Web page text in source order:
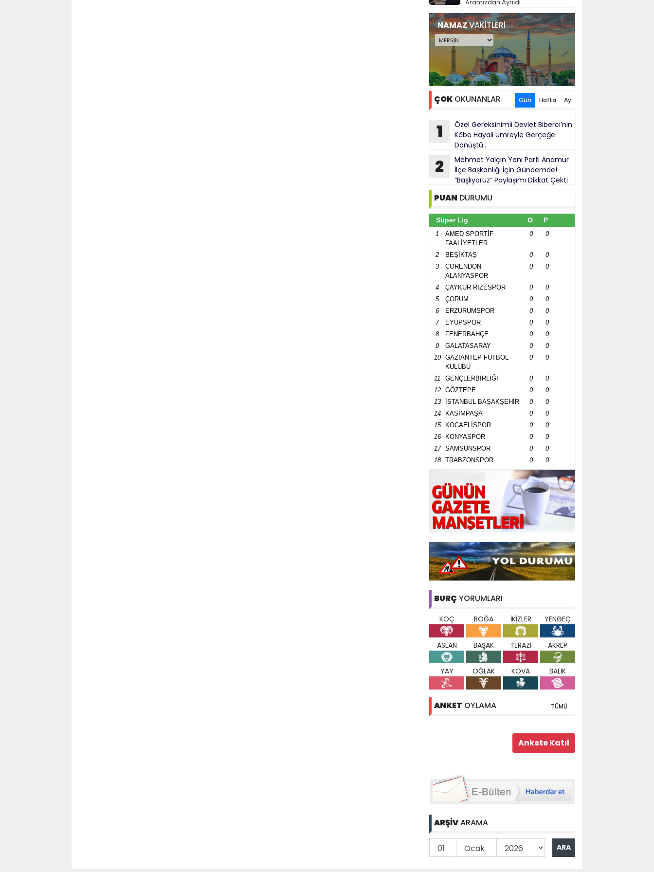
Aramızdan Ayrıldı.
NAMAZVAKİTLERİ
ÇOK OKUNANLAR Gün Hafta Ay
1
Özel Gereksinimli Devlet Biberci’nin
Kâbe Hayali Umreyle Gerçeğe
Dönüştü..
2
Mehmet Yalçın Yeni Parti Anamur
İlçe Başkanlığı İçin Gündemde!
“Başlıyoruz” Paylaşımı Dikkat Çekti
PUAN DURUMU
Süper Lig O P
1
AMED SPORTİF
FAALİYETLER
0 0
2 BEŞİKTAŞ 0
0
3
CORENDON
ALANYASPOR
0 0
4 ÇAYKUR RİZESPOR 0
0
5
ÇORUM 0
0
6
ERZURUMSPOR 0
0
7
EYÜPSPOR 0
0
8
FENERBAHÇE 0
0
9
GALATASARAY 0
0
10
GAZİANTEP FUTBOL
KULÜBÜ
0 0
11 GENÇLERBİRLİĞİ 0
0
12
GÖZTEPE 0
0
13
İSTANBUL BAŞAKŞEHİR 0
0
14
KASIMPAŞA 0
0
15
KOCAELİSPOR 0
0
16
KONYASPOR 0
0
17
SAMSUNSPOR 0
0
18
TRABZONSPOR 0 0
BURÇ YORUMLARI
KOÇ BOĞA İKİZLER YENGEÇ
ASLAN BAŞAK TERAZİ AKREP
YAY OĞLAK KOVA BALIK
ANKET OYLAMA TÜMÜ
ARŞİVARAMA